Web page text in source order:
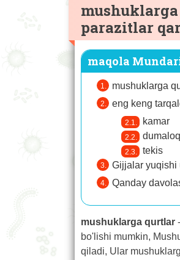
parazitlar
maqola
mushuklarga
eng keng
kamar
dumaloq
tekis
Gijjalar yuqishi
Qanday
mushuklarga qurtlar
bo'lishi mumkin,
qiladi, Ular